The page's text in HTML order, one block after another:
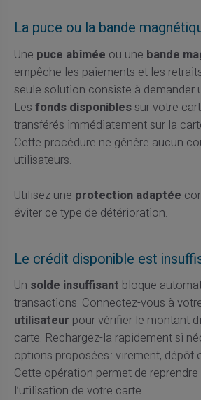
La puce ou la bande
Une puce abîmée ou une bande
empêche les paiements et les
seule solution consiste à demander
Les fonds disponiblessur votre
transférés immédiatement sur la
Cette procédure ne génère aucun
utilisateurs.
Utilisez une protection adaptée
éviter ce type de détérioration.
Le crédit disponible est
Un solde insuffisant bloque
transactions. Connectez-vous à
utilisateur pour vérifier le montant
carte. Rechargez-la rapidement si
options proposées : virement, dépôt
Cette opération permet de
l’utilisation de votre carte.